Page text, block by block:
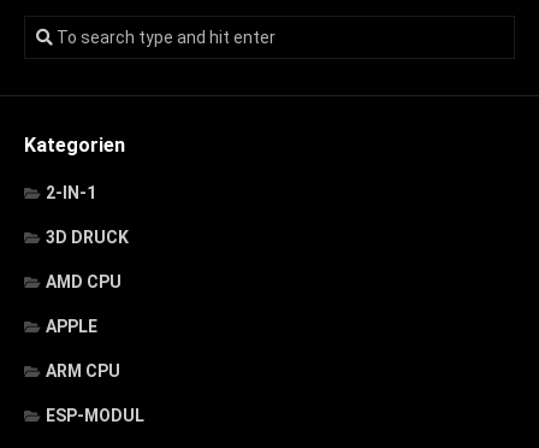
Kategorien
2-IN-1
3D DRUCK
AMD CPU
APPLE
ARM CPU
ESP-MODUL